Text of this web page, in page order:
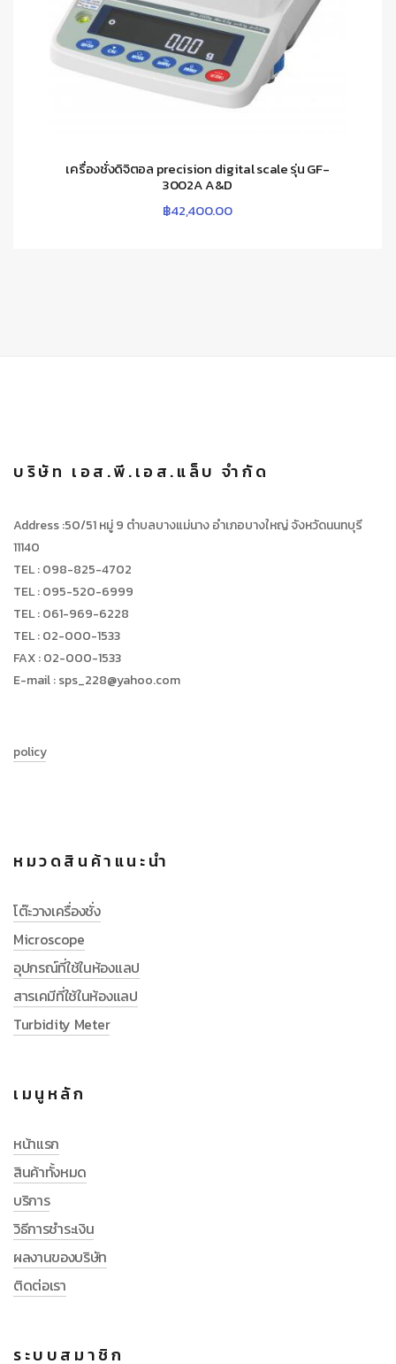
เครื่องชั่งดิจิตอล precision digital scale รุ่น GF-
3002A A&D
฿42,400.00
บริษัท เอส.พี.เอส.แล็บ จำกัด
Address :50/51 หมู่ 9 ตำบลบางแม่นาง อำเภอบางใหญ่ จังหวัดนนทบุรี
11140
TEL : 098-825-4702
TEL : 095-520-6999
TEL : 061-969-6228
TEL : 02-000-1533
FAX : 02-000-1533
E-mail : sps_228@yahoo.com
policy
หมวดสินค้าแนะนำ
โต๊ะวางเครื่องชั่ง
Microscope
อุปกรณ์ที่ใช้ในห้องแลป
สารเคมีที่ใช้ในห้องแลป
Turbidity Meter
เมนูหลัก
หน้าแรก
สินค้าทั้งหมด
บริการ
วิธีการชำระเงิน
ผลงานของบริษัท
ติดต่อเรา
ระบบสมาชิก